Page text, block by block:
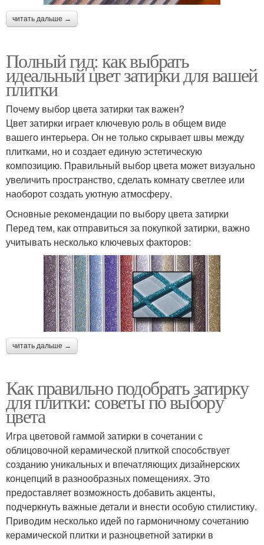
читать дальше →
Полный гид: как выбрать
идеальный цвет затирки для вашей
плитки
Почему выбор цвета затирки так важен?
Цвет затирки играет ключевую роль в общем виде
вашего интерьера. Он не только скрывает швы между
плитками, но и создает единую эстетическую
композицию. Правильный выбор цвета может визуально
увеличить пространство, сделать комнату светлее или
наоборот создать уютную атмосферу.
Основные рекомендации по выбору цвета затирки
Перед тем, как отправиться за покупкой затирки, важно
учитывать несколько ключевых факторов:
читать дальше →
Как правильно подобрать затирку
для плитки: советы по выбору
цвета
Игра цветовой гаммой затирки в сочетании с
облицовочной керамической плиткой способствует
созданию уникальных и впечатляющих дизайнерских
концепций в разнообразных помещениях. Это
предоставляет возможность добавить акценты,
подчеркнуть важные детали и внести особую стилистику.
Приводим несколько идей по гармоничному сочетанию
керамической плитки и разноцветной затирки в